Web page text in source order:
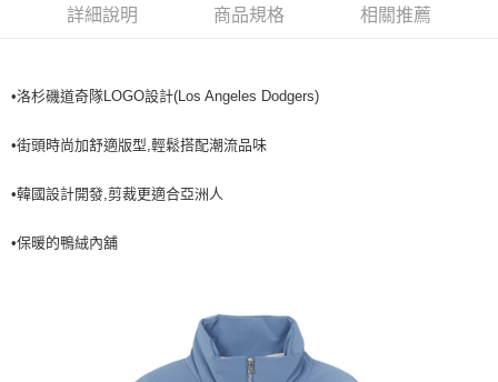
全家取貨付款<未取貨列黑名單/不支援離島取退>
全家取貨<不支援離島取退>
每筆NT$60，滿NT$499(含以上)免運費
7-11取貨<不支援離島取退>
每筆NT$80，滿NT$699(含以上)免運費
詳細說明 商品規格 相關推薦
•洛杉磯道奇隊LOGO設計(Los Angeles Dodgers)
•街頭時尚加舒適版型,輕鬆搭配潮流品味
•韓國設計開發,剪裁更適合亞洲人
•保暖的鴨絨內舖